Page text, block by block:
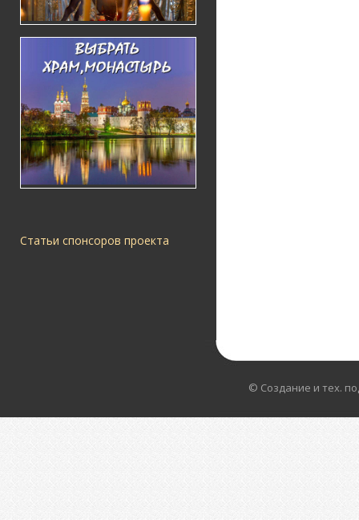
Статьи спонсоров проекта
© Создание и тех.